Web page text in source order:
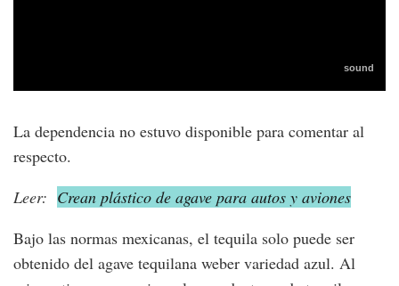
La dependencia no estuvo disponible para comentar al
respecto.
Leer: Crean plástico de agave para autos y aviones
Bajo las normas mexicanas, el tequila solo puede ser
obtenido del agave tequilana weber variedad azul. Al